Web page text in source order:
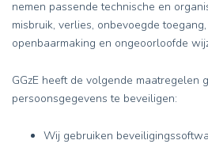
nemen passende technische en
misbruik, verlies, onbevoegde
openbaarmaking en ongeoorloofde
GGzE heeft de volgende maatregelen
persoonsgegevens te beveiligen:
Wij gebruiken